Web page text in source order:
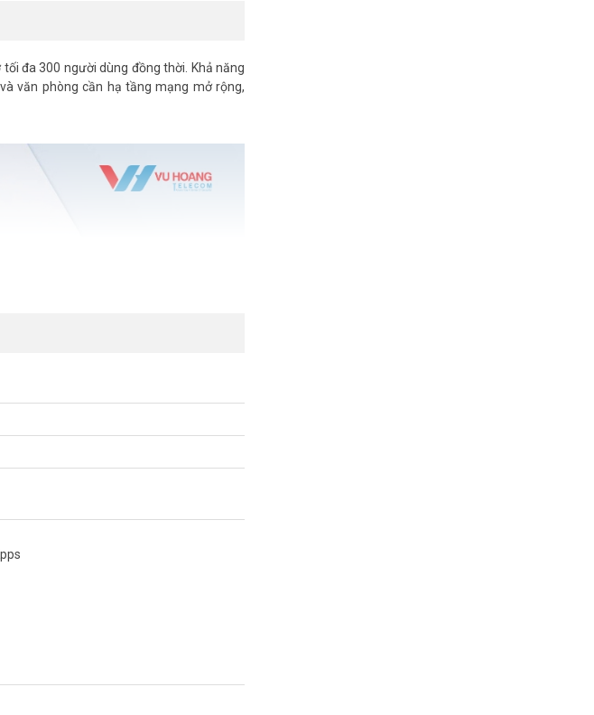
đa 300 người dùng đồng thời. Khả năng
văn phòng cần hạ tầng mạng mở rộng,
môi trường nhiều người dùng. Hỗ trợ tối
tiếp gói tin đạt 500 Kpps tải lên và 420
Băng thông thoát 2Gbps đảm bảo đường